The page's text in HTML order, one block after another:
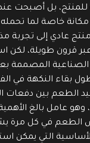
للمنتج، بل أصبحت
مكانة خاصة لما
عادي إلى
قرون طويلة،
المصممة
بقاء النكهة
الطعم بين
وهو عامل بالغ
الطعم في كل مرة
التي يمكن